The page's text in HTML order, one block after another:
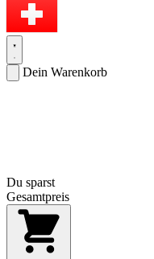
Dein Warenkorb
Du sparst
Gesamtpreis